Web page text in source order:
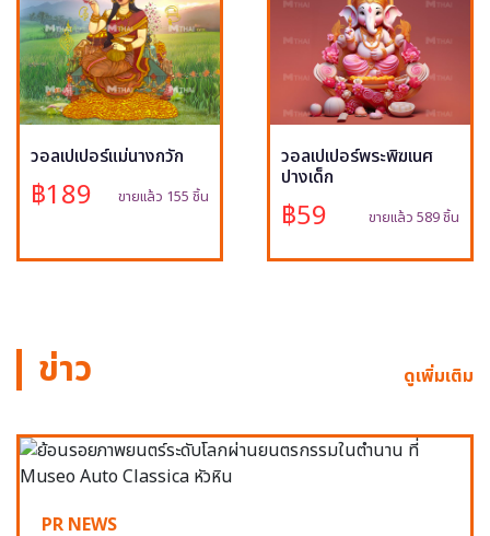
วอลเปเปอร์แม่นางกวัก
฿189 ขายแล้ว 155 ชิ้น
วอลเปเปอร์พระพิฆเนศ
ปางเด็ก
฿59 ขายแล้ว 589 ชิ้น
ข่าว ดูเพิ่มเติม
PR NEWS